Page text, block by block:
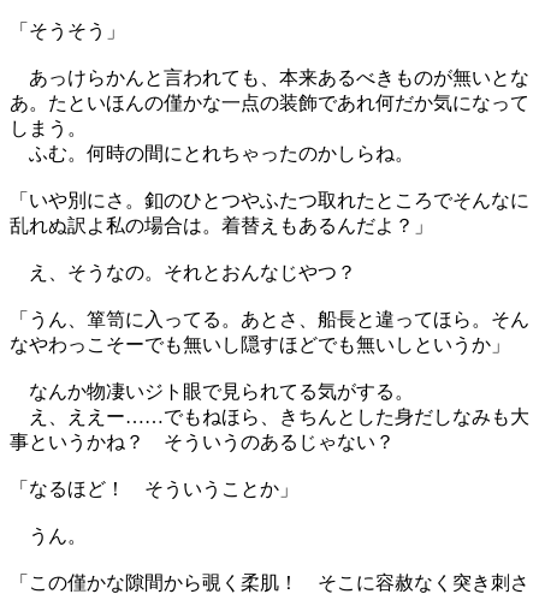
「そうそう」
あっけらかんと言われても、本来あるべきものが無いとな
あ。たといほんの僅かな一点の装飾であれ何だか気になって
しまう。
ふむ。何時の間にとれちゃったのかしらね。
「いや別にさ。釦のひとつやふたつ取れたところでそんなに
乱れぬ訳よ私の場合は。着替えもあるんだよ？」
え、そうなの。それとおんなじやつ？
「うん、箪笥に入ってる。あとさ、船長と違ってほら。そん
なやわっこそーでも無いし隠すほどでも無いしというか」
なんか物凄いジト眼で見られてる気がする。
え、ええー……でもねほら、きちんとした身だしなみも大
事というかね？ そういうのあるじゃない？
「なるほど！ そういうことか」
うん。
「この僅かな隙間から覗く柔肌！ そこに容赦なく突き刺さ